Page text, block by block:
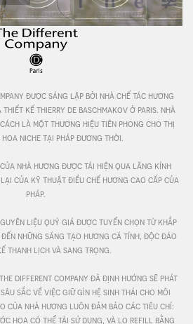
được sáng lập bởi nhà chế tác hương
kế thierry de baschmakov ở paris. nhà
là một thương hiệu tiên phong cho thị
niche tại pháp đương thời.
nhà hương được tái hiện qua lăng kính
của kỹ thuật điều chế hương cao cấp của
pháp.
liệu quý giá được tuyển chọn từ khắp
đến những sáng tạo hương cá tính, độc đáo
thanh lịch và sang trọng.
different company đã định hướng sẽ phát
sắc về việc giữ gìn hệ sinh thái cho môi
của nhà hương luôn đảm bảo các tiêu chí:
hoa có thể tái sử dụng, và lọ refill bằng